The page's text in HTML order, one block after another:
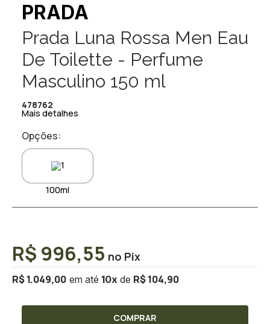
PRADA
Prada Luna Rossa Men Eau
De Toilette - Perfume
Masculino 150 ml
478762
Mais detalhes
Opções:
100ml
R$ 1.049,00 10x R$ 104,90
R$ 996,55
COMPRAR